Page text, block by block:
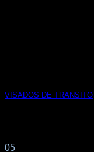
VISADOS DE TRANSITO
05